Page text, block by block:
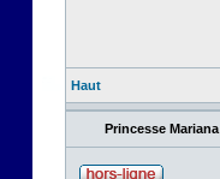
Haut
Princesse Mariana